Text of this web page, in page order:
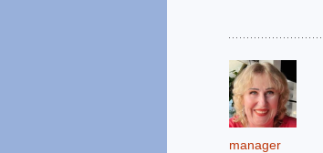
manager